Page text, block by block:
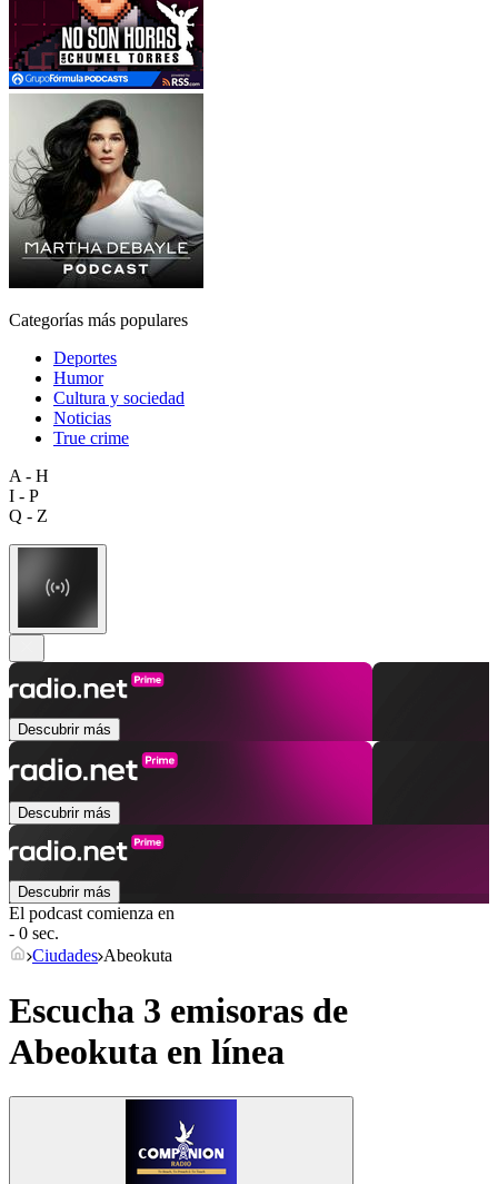
Categorías más populares
Deportes
Humor
Cultura y sociedad
Noticias
True crime
A - H
I - P
Q - Z
Descubrir más
Descubrir más
Descubrir más
El podcast comienza en
- 0 sec.
Ciudades Abeokuta
Escucha 3 emisoras de
Abeokuta en línea